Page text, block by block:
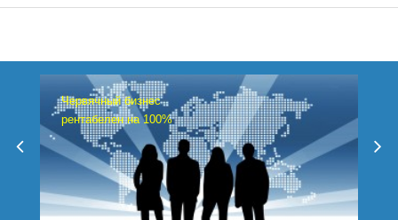
Червячный бизнес
рентабелен на 100%